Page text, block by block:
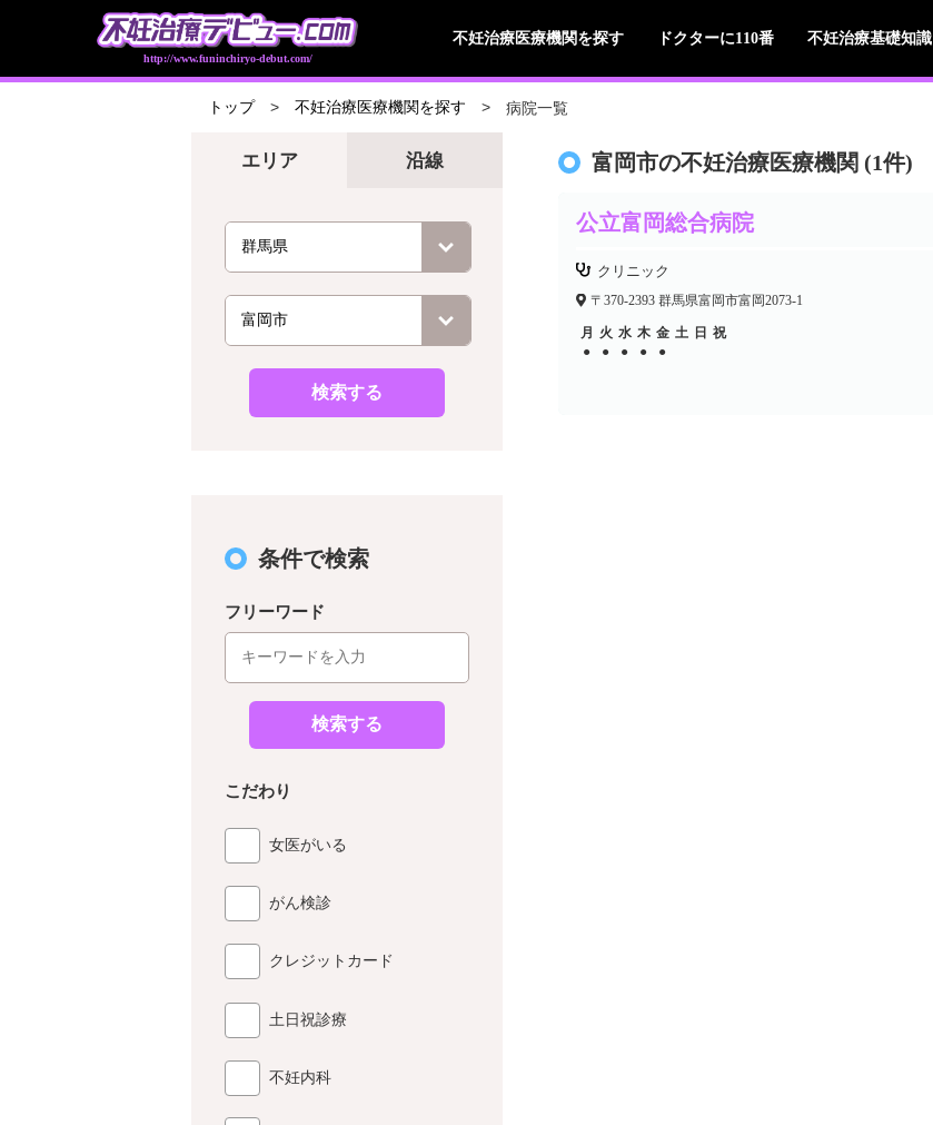
http://www.funinchiryo-debut.com/
不妊治療医療機関を探す ドクターに110番 不妊治療基礎知識
トップ 不妊治療医療機関を探す 病院一覧
エリア
検索する
沿線
条件で検索
フリーワード
検索する
こだわり
女医がいる
がん検診
クレジットカード
土日祝診療
不妊内科
富岡市の不妊治療医療機関 (1件)
公立富岡総合病院
クリニック
〒370-2393 群馬県富岡市富岡2073-1
月 火 水 木 金 土 日 祝
●
● ● ● ●